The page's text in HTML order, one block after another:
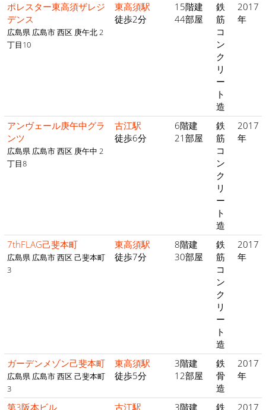
ポレスター東高須ザレジ
デンス
広島県 広島市 西区 庚午北 2
丁目10
東高須駅
徒歩2分
15階建
44部屋
鉄
筋
コ
ン
ク
リ
ー
ト
造
2017
年
アンヴェール庚午中グラ
ンツ
広島県 広島市 西区 庚午中 2
丁目8
古江駅
徒歩6分
6階建
21部屋
鉄
筋
コ
ン
ク
リ
ー
ト
造
2017
年
7thFLAG己斐本町
広島県 広島市 西区 己斐本町
3
東高須駅
徒歩7分
8階建
30部屋
鉄
筋
コ
ン
ク
リ
ー
ト
造
2017
年
ガーデンメゾン己斐本町
広島県 広島市 西区 己斐本町
3
東高須駅
徒歩5分
3階建
12部屋
鉄
骨
造
2017
年
第3阪本ビル 古江駅 3階建 鉄 2017